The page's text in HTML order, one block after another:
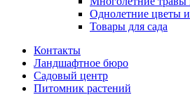
Однолетние цветы
Товары для сада
Контакты
Ландшафтное бюро
Садовый центр
Питомник растений